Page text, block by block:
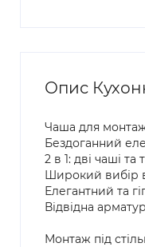
Опис
Чаша для
Бездоганний
2 в 1: дві чаші та
Широкий вибір
Елегантний та
Відвідна
Монтаж під